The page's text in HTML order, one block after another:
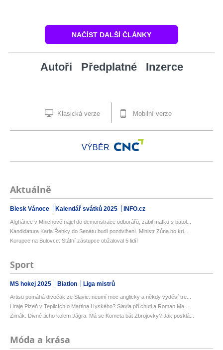
NAČÍST DALŠÍ ČLÁNKY
Autoři Předplatné Inzerce
Klasická verze Mobilní verze
VÝBĚR
Aktuálně
Blesk Vánoce Kalendář svátků 2025 INFO.cz
Afghánec v Mnichově najel do demonstrace odborářů, zabil matku s batol...
Kandidatura Karla Řehky do Senátu budí pozdvižení. Ministr Zůna ho kri...
Korupce na Bulovce: Státní zástupce obžaloval 5 lidí!
Sport
MS hokej 2025 Biatlon Liga mistrů
Artisu pomáhá divočák ze Slavie: neumí moc anglicky a někdy vyděsí tre...
Hraje Plzeň v Teplicích o Martina Hyského? Slavia při chuti a Roman Ma...
Zimák: Divné ticho kolem Jágra. Má se Kometa bát Zbrojovky? Jak posklá...
Móda a krása